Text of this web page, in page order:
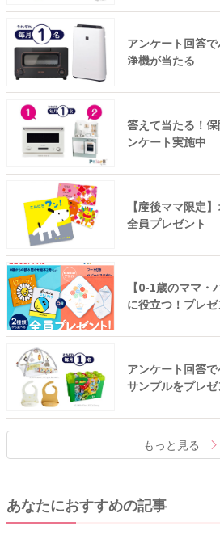
アンケート回答
浄機が当たる
答えて当たる！
ンケート実施中
【産後ママ限定
全員プレゼント
【0-1歳のママ
に役立つ！プレゼ
アンケート回答
サンプルをプレゼ
もっと見る
あなたにおすすめの記事